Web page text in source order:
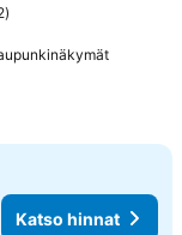
Katso
Katso hinnat